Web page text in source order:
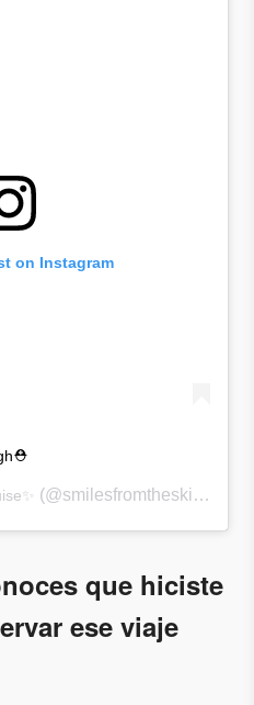
on Instagram
(@smilesfromtheskies) on
que hiciste
ese viaje